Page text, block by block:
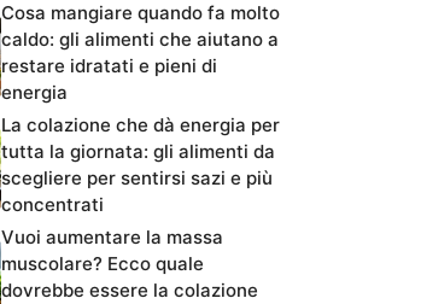
Cosa mangiare quando fa molto
caldo: gli alimenti che aiutano a
restare idratati e pieni di
energia
La colazione che dà energia per
tutta la giornata: gli alimenti da
scegliere per sentirsi sazi e più
concentrati
Vuoi aumentare la massa
muscolare? Ecco quale
dovrebbe essere la colazione